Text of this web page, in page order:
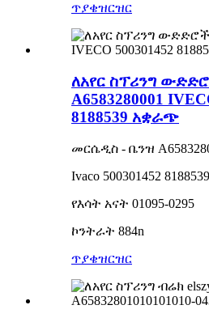
ጥያቄዝርዝር
ለአየር ስፕሪንግ
A6583280001
8188539 አቋራጭ
መርሴዲስ - ቤንዝ
Ivaco 500301452 8188539
የእሳት አናት 01095-0295
ኮንትራት 884n
ጥያቄዝርዝር